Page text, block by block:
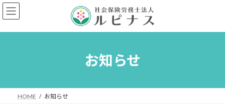
コ
ン
ン
ナ
ビ
ー
お知らせ
HOME お知らせ